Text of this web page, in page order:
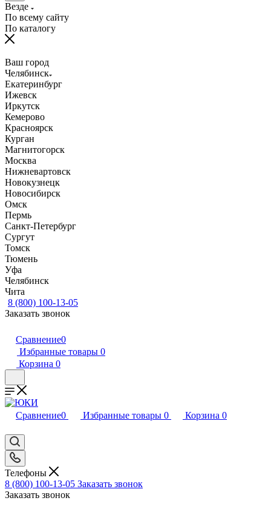
Везде
По всему сайту
По каталогу
Ваш город
Челябинск
Екатеринбург
Ижевск
Иркутск
Кемерово
Красноярск
Курган
Магнитогорск
Москва
Нижневартовск
Новокузнецк
Новосибирск
Омск
Пермь
Санкт-Петербург
Сургут
Томск
Тюмень
Уфа
Челябинск
Чита
8 (800) 100-13-05
Заказать звонок
Сравнение0
Избранные товары 0
Корзина 0
Сравнение0 Избранные товары 0 Корзина 0
Телефоны
8 (800) 100-13-05 Заказать звонок
Заказать звонок